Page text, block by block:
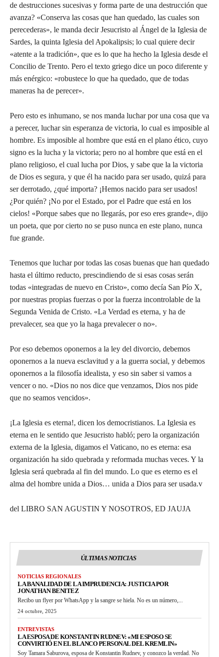
de destrucciones sucesivas y forma parte de una destrucción que
avanza? «Conserva las cosas que han quedado, las cuales son
perecederas», le manda decir Jesucristo al Ángel de la Iglesia de
Sardes, la quinta Iglesia del Apokalipsis; lo cual quiere decir
«atente a la tradición», que es lo que ha hecho la Iglesia desde el
Concilio de Trento. Pero el texto griego dice un poco diferente y
más enérgico: «robustece lo que ha quedado, que de todas
maneras ha de perecer».
Pero esto es inhumano, se nos manda luchar por una cosa que va
a perecer, luchar sin esperanza de victoria, lo cual es imposible al
hombre. Es imposible al hombre que está en el plano ético, cuyo
signo es la lucha y la victoria; pero no al hombre que está en el
plano religioso, el cual lucha por Dios, y sabe que la la victoria
de Dios es segura, y que él ha nacido para ser usado, quizá para
ser derrotado, ¿qué importa? ¡Hemos nacido para ser usados!
¿Por quién? ¡No por el Estado, por el Padre que está en los
cielos! «Porque sabes que no llegarás, por eso eres grande», dijo
un poeta, que por cierto no se puso nunca en este plano, nunca
fue grande.
Tenemos que luchar por todas las cosas buenas que han quedado
hasta el último reducto, prescindiendo de si esas cosas serán
todas «integradas de nuevo en Cristo», como decía San Pío X,
por nuestras propias fuerzas o por la fuerza incontrolable de la
Segunda Venida de Cristo. «La Verdad es eterna, y ha de
prevalecer, sea que yo la haga prevalecer o no».
Por eso debemos oponernos a la ley del divorcio, debemos
oponernos a la nueva esclavitud y a la guerra social, y debemos
oponernos a la filosofía idealista, y eso sin saber si vamos a
vencer o no. «Dios no nos dice que venzamos, Dios nos pide
que no seamos vencidos».
¡La Iglesia es eterna!, dicen los democristianos. La Iglesia es
eterna en le sentido que Jesucristo habló; pero la organización
externa de la Iglesia, digamos el Vaticano, no es eterna: esa
organización ha sido quebrada y reformada muchas veces. Y la
Iglesia será quebrada al fin del mundo. Lo que es eterno es el
alma del hombre unida a Dios… unida a Dios para ser usada.v
del LIBRO SAN AGUSTIN Y NOSOTROS, ED JAUJA
ÚLTIMAS NOTICIAS
NOTICIAS REGIONALES
LA BANALIDAD DE LA IMPRUDENCIA: JUSTICIA POR
JONATHAN BENITEZ
Recibo un flyer por WhatsApp y la sangre se hiela. No es un número,...
24 octubre, 2025
ENTREVISTAS
LA ESPOSA DE KONSTANTIN RUDNEV: «MI ESPOSO SE
CONVIRTIÓ EN EL BLANCO PERSONAL DEL KREMLIN»
Soy Tamara Saburova, esposa de Konstantin Rudnev, y conozco la verdad. No